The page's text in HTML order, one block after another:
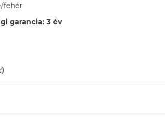
fehér
garancia: 3 év